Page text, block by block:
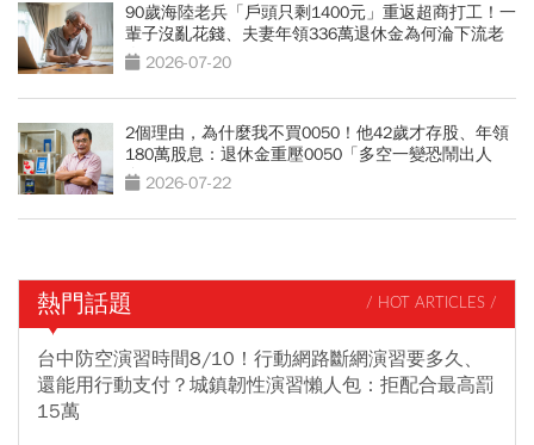
90歲海陸老兵「戶頭只剩1400元」重返超商打工！一
輩子沒亂花錢、夫妻年領336萬退休金為何淪下流老
人？2026-07-20
2個理由，為什麼我不買0050！他42歲才存股、年領
180萬股息：退休金重壓0050「多空一變恐鬧出人
命」2026-07-22
熱門話題 / HOT ARTICLES /
台中防空演習時間8/10！行動網路斷網演習要多久、
還能用行動支付？城鎮韌性演習懶人包：拒配合最高罰
15萬